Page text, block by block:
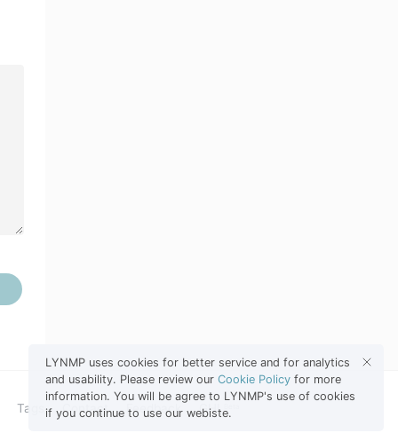
Tags Contact Feedback GHL
LYNMP uses cookies for better service and for analytics
and usability. Please review ourCookie Policy for more
information. You will be agree to LYNMP's use of cookies
if you continue to use our webiste.